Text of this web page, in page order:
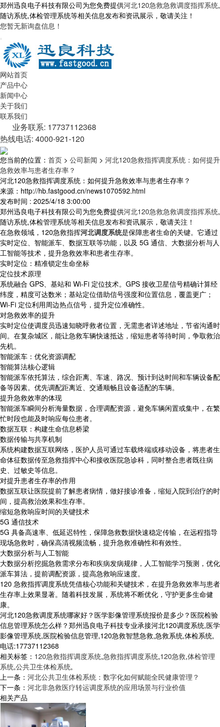
郑州迅良电子科技有限公司为您免费提供河北120急救急救调度指挥系统,
随访系统,体检管理系统等相关信息发布和资讯展示，敬请关注！
您暂无新询盘信息！
网站首页
产品中心
新闻中心
关于我们
联系我们
业务联系: 17737112368
热线电话: 4000-921-120
您当前的位置： 首页 > 公司新闻 > 河北120急救指挥调度系统：如何提升
急救效率与患者生存率？
河北120急救指挥调度系统：如何提升急救效率与患者生存率？
来源：http://hb.fastgood.cn/news1070592.html
发布时间 : 2025/4/18 3:00:00
郑州迅良电子科技有限公司为您免费提供河北120急救急救调度指挥系统,
随访系统,体检管理系统等相关信息发布和资讯展示，敬请关注！
在急救领域，120急救指挥河北调度系统是保障患者生命的关键。它通过
实时定位、智能派车、数据互联等功能，以及 5G 通信、大数据分析与人
工智能等技术，提升急救效率和患者生存率。
实时定位：精准锁定生命坐标
定位技术原理
系统融合 GPS、基站和 Wi-Fi 定位技术。GPS 接收卫星信号精确计算经
纬度，精度可达数米；基站定位借助信号强度和位置信息，覆盖更广；
Wi-Fi 定位利用周边热点信号，提升定位准确性。
对急救效率的提升
实时定位使调度员迅速知晓呼救者位置，无需患者详述地址，节省沟通时
间。在复杂城区，能让急救车辆快速抵达，缩短患者等待时间，争取救治
先机。
智能派车：优化资源调配
智能算法核心逻辑
智能派车依托算法，综合距离、车速、路况、预计到达时间和车辆设备配
备等因素。优先调配距离近、交通顺畅且设备适配的车辆。
提升急救效率的体现
智能派车瞬间分析海量数据，合理调配资源，避免车辆闲置或集中，在繁
忙时段也能及时响应每位患者。
数据互联：构建生命信息桥梁
数据传输与共享机制
系统构建数据互联网络，医护人员可通过车载终端或移动设备，将患者生
命体征数据传至急救指挥中心和接收医院急诊科，同时整合患者既往病
史、过敏史等信息。
对提升患者生存率的作用
数据互联让医院提前了解患者病情，做好接诊准备，缩短入院到治疗的时
间，提高救治效果和生存率。
缩短急救响应时间的关键技术
5G 通信技术
5G 具备高速率、低延迟特性，保障急救数据快速稳定传输，在远程指导
现场急救时，确保高清视频流畅，提升急救准确性和有效性。
大数据分析与人工智能
大数据分析挖掘急救需求分布和疾病发病规律，人工智能学习预测，优化
派车算法，提前调配资源，提高急救响应速度。
120 急救指挥调度系统凭借核心功能和关键技术，在提升急救效率与患者
生存率上效果显著。随着科技发展，系统将不断优化，守护更多生命健
康。
河北120急救调度系统哪家好？医学影像管理系统报价是多少？医院检验
信息管理系统怎么样？郑州迅良电子科技专业承接河北120调度系统,医学
影像管理系统,医院检验信息管理,120急救智慧急救,急救系统,体检系统,
电话:17737112368
相关标签： 120急救指挥调度系统,急救指挥调度系统,120急救,体检管理
系统,公共卫生体检系统,
上一条： 河北公共卫生体检系统：数字化如何赋能全民健康管理？
下一条： 河北非急救医疗转运调度系统的应用场景与行业价值
相关产品